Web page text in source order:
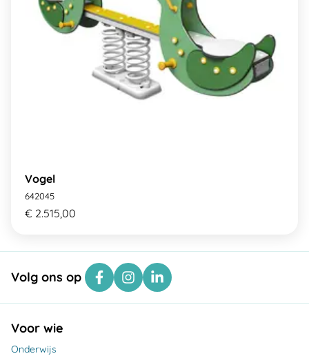
Vogel
642045
€ 2.515,00
Volg ons op
Voor wie
Onderwijs